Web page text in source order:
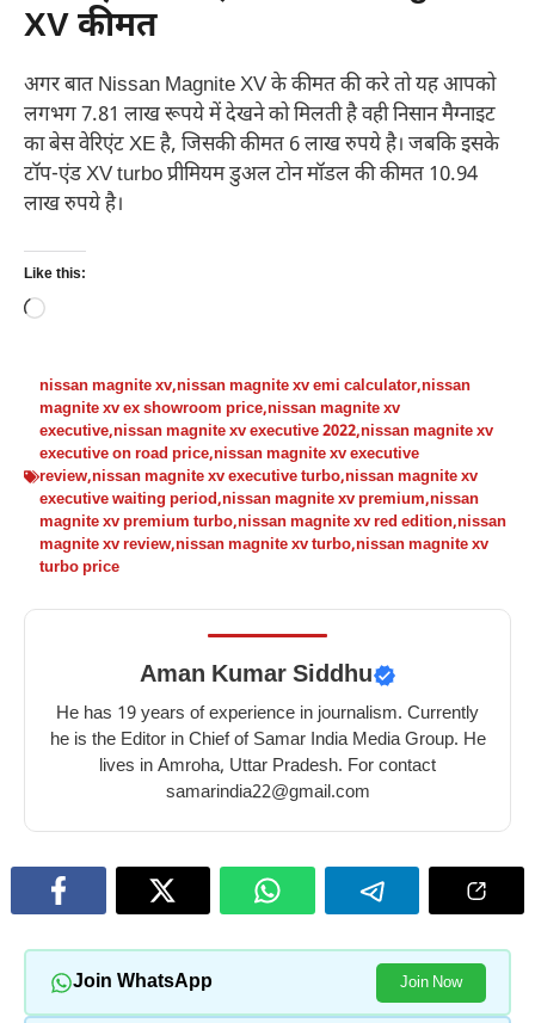
XV कीमत
अगर बात Nissan Magnite XV के कीमत की करे तो यह आपको
लगभग 7.81 लाख रूपये में देखने को मिलती है वही निसान मैग्नाइट
का बेस वेरिएंट XE है, जिसकी कीमत 6 लाख रुपये है। जबकि इसके
टॉप-एंड XV turbo प्रीमियम डुअल टोन मॉडल की कीमत 10.94
लाख रुपये है।
Like this:
Loading…
nissan magnite xv,nissan magnite xv emi calculator,nissan
magnite xv ex showroom price,nissan magnite xv
executive,nissan magnite xv executive 2022,nissan magnite xv
executive on road price,nissan magnite xv executive
review,nissan magnite xv executive turbo,nissan magnite xv
executive waiting period,nissan magnite xv premium,nissan
magnite xv premium turbo,nissan magnite xv red edition,nissan
magnite xv review,nissan magnite xv turbo,nissan magnite xv
turbo price
Aman Kumar Siddhu
He has 19 years of experience in journalism. Currently
he is the Editor in Chief of Samar India Media Group. He
lives in Amroha, Uttar Pradesh. For contact
samarindia22@gmail.com
Join WhatsApp Join Now